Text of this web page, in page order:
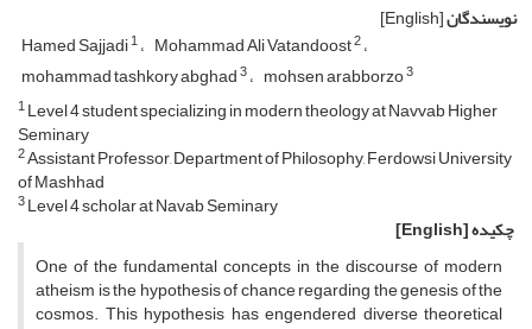
نویسندگان[English]
Hamed Sajjadi1 Mohammad Ali Vatandoost2
mohammad tashkory abghad3 mohsen arabborzo3
1Level 4 student specializing in modern theology at Navvab Higher
Seminary
2Assistant Professor, Department of Philosophy, Ferdowsi University
of Mashhad
3Level 4 scholar at Navab Seminary
چکیده[English]
One of the fundamental concepts in the discourse of modern
atheism is the hypothesis of chance regarding the genesis of the
cosmos. This hypothesis has engendered diverse theoretical